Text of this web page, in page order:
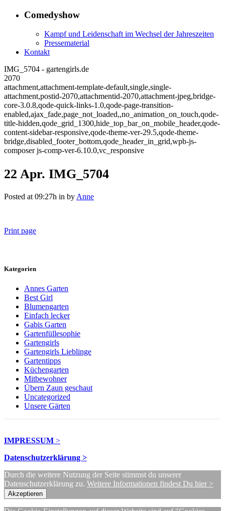
Comedyshow
Kampf und Leidenschaft im Wechsel der Jahreszeiten
Pressematerial
Kontakt
IMG_5704 - gartengirls.de
2070
attachment,attachment-template-default,single,single-
attachment,postid-2070,attachmentid-2070,attachment-jpeg,bridge-
core-3.0.8,qode-quick-links-1.0,qode-page-transition-
enabled,ajax_fade,page_not_loaded,,no_animation_on_touch,qode-
title-hidden,qode_grid_1300,hide_top_bar_on_mobile_header,qode-
content-sidebar-responsive,qode-theme-ver-29.5,qode-theme-
bridge,disabled_footer_bottom,qode_header_in_grid,wpb-js-
composer js-comp-ver-6.10.0,vc_responsive
22 Apr. IMG_5704
Posted at 09:27h in byAnne
Print page
Kategorien
Annes Garten
Best Girl
Blumengarten
Einfach lecker
Gabis Garten
Gartenfüllesophie
Gartengirls
Gartengirls Lieblinge
Gartentipps
Küchengarten
Mitbewohner
Übern Zaun geschaut
Uncategorized
Unsere Gärten
IMPRESSUM >
Datenschutzerklärung >
Durch die weitere Nutzung der Seite stimmst du unserer
Datenschutzerklärung zu. Weitere Informationen findest Du hier >
Akzeptieren